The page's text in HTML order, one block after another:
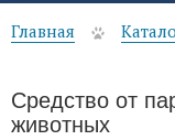
Главная
Средство от
животных